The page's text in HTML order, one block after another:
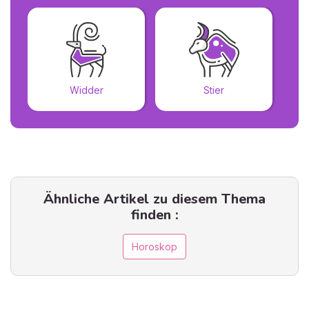
Widder Stier
Ähnliche Artikel zu diesem Thema
finden :
Horoskop